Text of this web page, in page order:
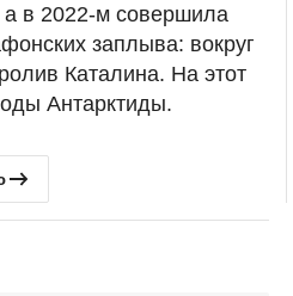
в 2022-м совершила
заплыва: вокруг
Каталина. На этот
Антарктиды.